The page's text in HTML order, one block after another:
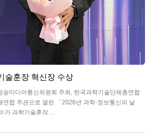
술훈장 혁신장 수상
송미디어통신위원회 주최, 한국과학기술단체총연합
연합 주관으로 열린 「2026년 과학·정보통신의 날
가 과학기술훈장 …